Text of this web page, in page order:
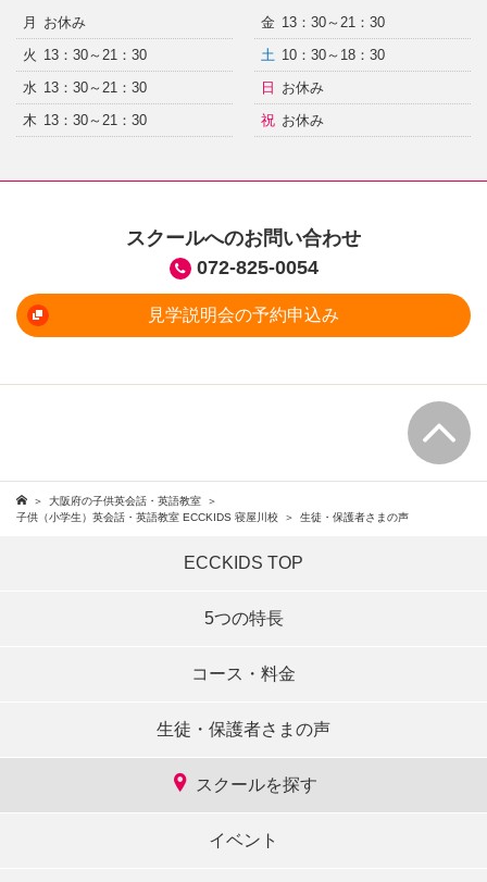
月
お休み
火 13：30～21：30
水 13：30～21：30
木 13：30～21：30
金 13：30～21：30
土 10：30～18：30
日
お休み
祝 お休み
スクールへのお問い合わせ
072-825-0054
見学説明会の予約申込み
大阪府の子供英会話・英語教室
子供（小学生）英会話・英語教室 ECCKIDS 寝屋川校
生徒・保護者さまの声
ECCKIDS TOP
5つの特長
コース・料金
生徒・保護者さまの声
スクールを探す
イベント